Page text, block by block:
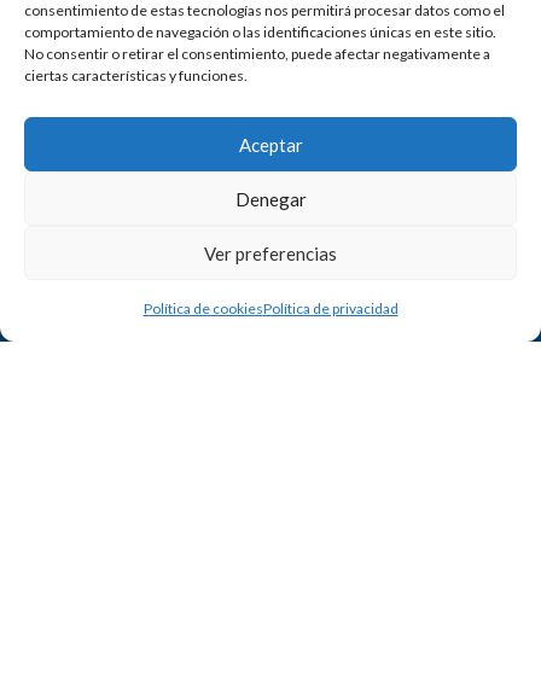
consentimiento de estas tecnologías nos permitirá procesar datos como el
comportamiento de navegación o las identificaciones únicas en este sitio.
No consentir o retirar el consentimiento, puede afectar negativamente a
ciertas características y funciones.
Aceptar
Denegar
Ver preferencias
Política de cookiesPolítica de privacidad